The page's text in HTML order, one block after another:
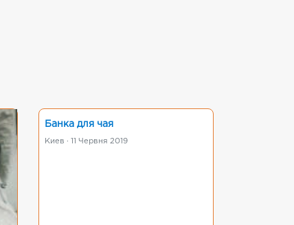
Банка для чая
Киев · 11 Червня 2019